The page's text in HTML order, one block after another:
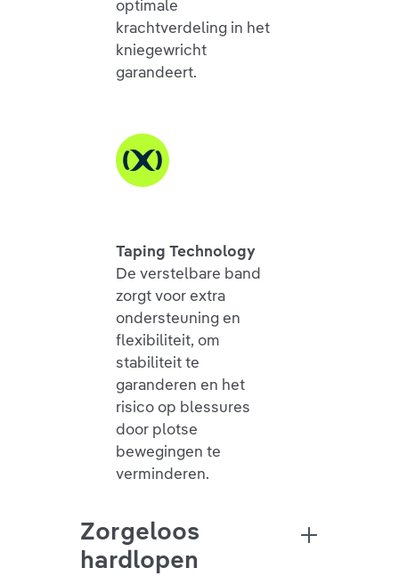
optimale
krachtverdeling in het
kniegewricht
garandeert.
Taping Technology
De verstelbare band
zorgt voor extra
ondersteuning en
flexibiliteit, om
stabiliteit te
garanderen en het
risico op blessures
door plotse
bewegingen te
verminderen.
Zorgeloos
hardlopen